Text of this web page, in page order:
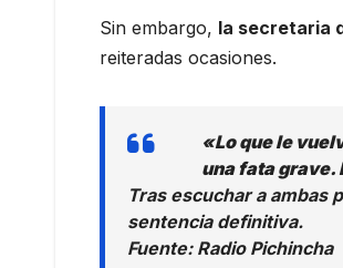
Sin embargo, la secretaria
reiteradas ocasiones.
«Lo que le
una fata grave.
Tras escuchar a ambas
sentencia definitiva.
Fuente: Radio Pichincha